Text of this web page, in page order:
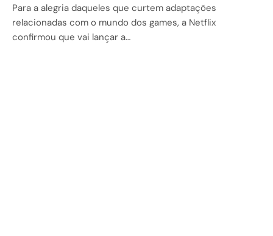
Para a alegria daqueles que curtem adaptações
relacionadas com o mundo dos games, a Netflix
confirmou que vai lançar a…